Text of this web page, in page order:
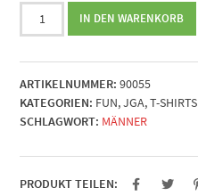
Happy
IN DEN WARENKORB
ARTIKELNUMMER: 90055
KATEGORIEN: FUN,JGA,T-SHIRTS
SCHLAGWORT: MÄNNER
PRODUKT TEILEN: